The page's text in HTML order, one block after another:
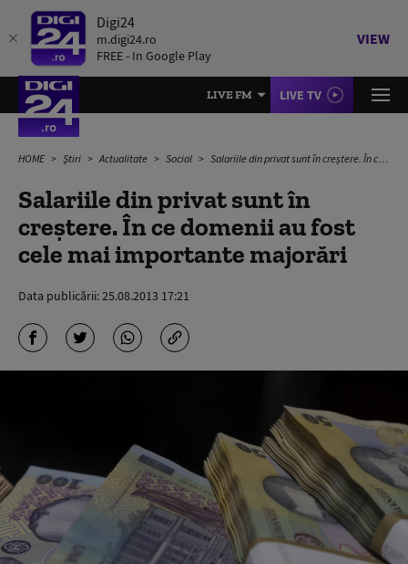
Digi24
m.digi24.ro
FREE - In Google Play
VIEW
LIVE FM LIVE TV
HOME Știri Actualitate Social Salariile din privat sunt în creștere. În ce domenii au fost cele mai importante majorări
Salariile din privat sunt în
creștere. În ce domenii au fost
cele mai importante majorări
Data publicării:25.08.2013 17:21